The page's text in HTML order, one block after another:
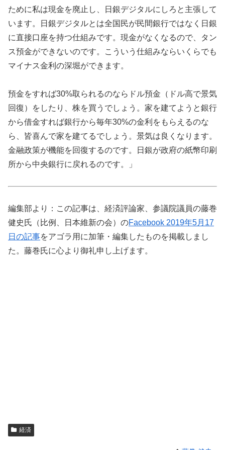
ために私は現金を廃止し、日銀デジタルにしろと主張して
います。日銀デジタルとは全国民が民間銀行ではなく日銀
に直接口座を持つ仕組みです。現金がなくなるので、タン
ス預金ができないのです。こういう仕組みならいくらでも
マイナス金利の深堀ができます。
預金をすれば30%取られるのならドル預金（ドル高で景気
回復）をしたり、株を買うでしょう。家を建てようと銀行
から借金すれば銀行から毎年30%の金利をもらえるのな
ら、皆喜んで家を建てるでしょう。景気は良くなります。
金融政策が機能を回復するのです。日銀が政府の紙幣印刷
所から中央銀行に戻れるのです。」
編集部より：この記事は、経済評論家、参議院議員の藤巻
健史氏（比例、日本維新の会）のFacebook 2019年5月17
日の記事をアゴラ用に加筆・編集したものを掲載しまし
た。藤巻氏に心より御礼申し上げます。
経済